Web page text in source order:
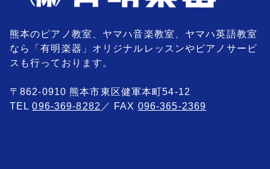
熊本のピアノ教室、ヤマハ音楽教室、ヤマハ英語教室
なら「有明楽器」オリジナルレッスンやピアノサービ
スも行っております。
〒862-0910 熊本市東区健軍本町54-12
TEL096-369-8282 ／ FAX 096-365-2369